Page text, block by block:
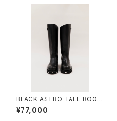
BLACK ASTRO TALL BOOT
S
¥77,000